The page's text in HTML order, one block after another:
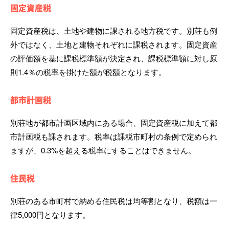
固定資産税
固定資産税は、土地や建物に課される地方税です。別荘も例
外ではなく、土地と建物それぞれに課税されます。固定資産
の評価額を基に課税標準額が決定され、課税標準額に対し原
則1.4％の税率を掛けた額が税額となります。
都市計画税
別荘地が都市計画区域内にある場合、固定資産税に加えて都
市計画税も課されます。税率は課税市町村の条例で定められ
ますが、0.3%を超える税率にすることはできません。
住民税
別荘のある市町村で納める住民税は均等割となり、税額は一
律5,000円となります。